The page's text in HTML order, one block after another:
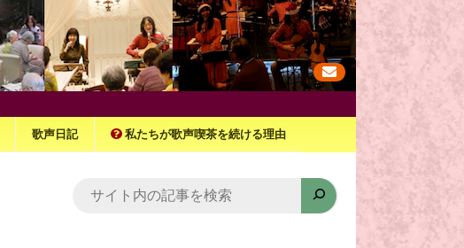
歌声日記 私たちが歌声喫茶を続ける理由